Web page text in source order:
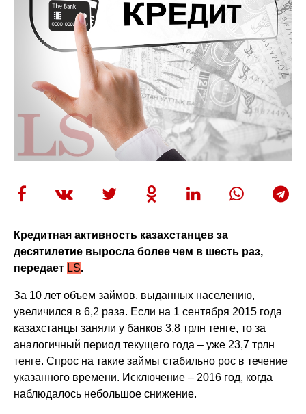
Кредитная активность казахстанцев за
десятилетие выросла более чем в шесть раз,
передает LS.
За 10 лет объем займов, выданных населению,
увеличился в 6,2 раза. Если на 1 сентября 2015 года
казахстанцы заняли у банков 3,8 трлн тенге, то за
аналогичный период текущего года – уже 23,7 трлн
тенге. Спрос на такие займы стабильно рос в течение
указанного времени. Исключение – 2016 год, когда
наблюдалось небольшое снижение.